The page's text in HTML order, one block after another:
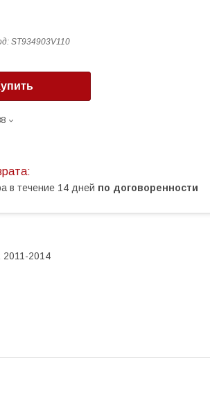
ST934903V110
в течение 14 дней по договоренности
2011-2014